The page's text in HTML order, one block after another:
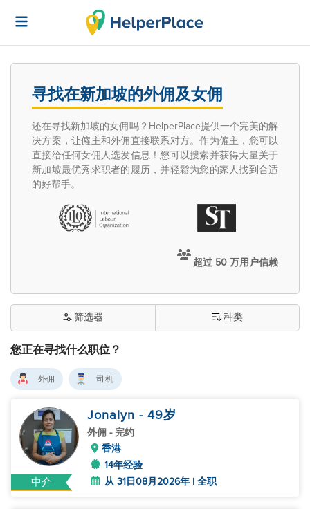
寻找在新加坡的外佣及女佣
还在寻找新加坡的女佣吗？HelperPlace提供一个完美的解
决方案，让僱主和外佣直接联系对方。作为僱主，您可以
直接给任何女佣人选发信息！您可以搜索并获得大量关于
新加坡最优秀求职者的履历，并轻鬆为您的家人找到合适
的好帮手。
超过 50 万用户信赖
您正在寻找什么职位？
筛选器 种类
外佣 司机
中介
Jonalyn - 49岁
外佣 - 完约
香港
14年经验
从 31日08月2026年 | 全职